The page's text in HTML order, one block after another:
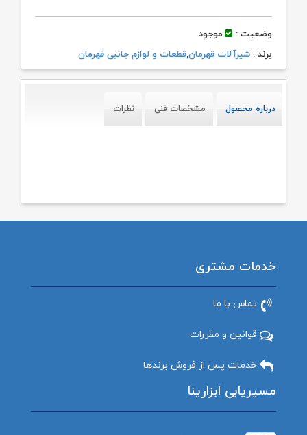
وضعیت :
موجود
برند : شیرآلات قهرمان,قطعات و لوازم جانبی قهرمان
درباره محصول مشخصات فنی نظرات
خدمات مشتری
تماس با ما
قوانین و مقررات
خدمات پس از فروش برندها
مسیریابی ابزارینا